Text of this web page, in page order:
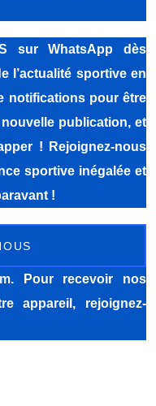
sur WhatsApp dès
l’actualité sportive en
notifications pour être
publication, et
! Rejoignez-nous
sportive inégalée et
!
Pour recevoir nos
appareil, rejoignez-